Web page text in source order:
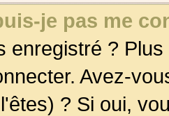
je pas me
enregistré ?
Avez-
? Si oui,